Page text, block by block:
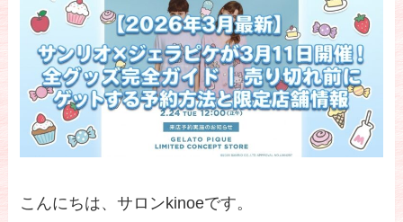
こんにちは、サロンkinoeです。